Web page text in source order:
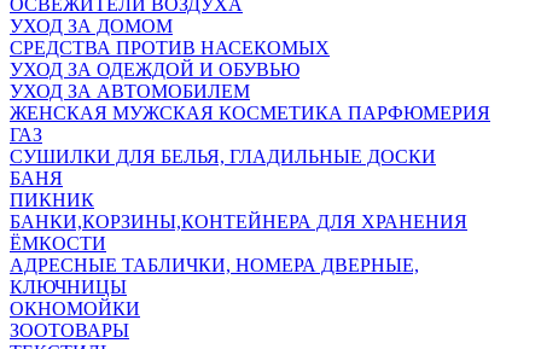
ОСВЕЖИТЕЛИ ВОЗДУХА
УХОД ЗА ДОМОМ
СРЕДСТВА ПРОТИВ НАСЕКОМЫХ
УХОД ЗА ОДЕЖДОЙ И ОБУВЬЮ
УХОД ЗА АВТОМОБИЛЕМ
ЖЕНСКАЯ МУЖСКАЯ КОСМЕТИКА ПАРФЮМЕРИЯ
ГАЗ
СУШИЛКИ ДЛЯ БЕЛЬЯ, ГЛАДИЛЬНЫЕ ДОСКИ
БАНЯ
ПИКНИК
БАНКИ,КОРЗИНЫ,КОНТЕЙНЕРА ДЛЯ ХРАНЕНИЯ
ЁМКОСТИ
АДРЕСНЫЕ ТАБЛИЧКИ, НОМЕРА ДВЕРНЫЕ,
КЛЮЧНИЦЫ
ОКНОМОЙКИ
ЗООТОВАРЫ